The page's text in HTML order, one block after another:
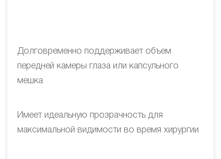
Долговременно поддерживает объем
передней камеры глаза или капсульного
мешка
Имеет идеальную прозрачность для
максимальной видимости во время хирургии